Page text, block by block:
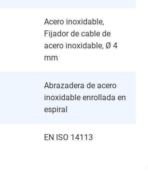
Acero inoxidable,
Fijador de cable de
acero inoxidable, Ø 4
mm
Abrazadera de acero
inoxidable enrollada en
espiral
EN ISO 14113